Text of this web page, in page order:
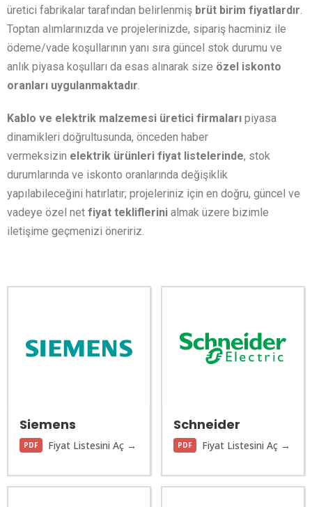
üretici fabrikalar tarafından belirlenmiş brüt birim fiyatlardır.
Toptan alımlarınızda ve projelerinizde, sipariş hacminiz ile
ödeme/vade koşullarının yanı sıra güncel stok durumu ve
anlık piyasa koşulları da esas alınarak size özel iskonto
oranları uygulanmaktadır.
Kablo ve elektrik malzemesi üretici firmaları piyasa
dinamikleri doğrultusunda, önceden haber
vermeksizin elektrik ürünleri fiyat listelerinde, stok
durumlarında ve iskonto oranlarında değişiklik
yapılabileceğini hatırlatır; projeleriniz için en doğru, güncel ve
vadeye özel net fiyat tekliflerini almak üzere bizimle
iletişime geçmenizi öneririz.
Siemens
PDF Fiyat Listesini Aç →
Schneider
PDF Fiyat Listesini Aç →